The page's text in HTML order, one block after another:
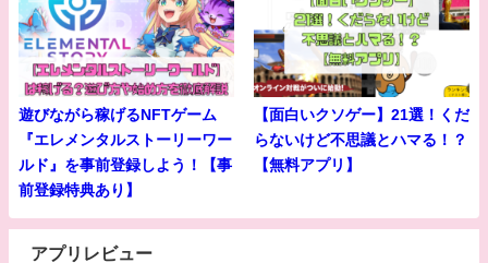
遊びながら稼げるNFTゲーム
『エレメンタルストーリーワー
ルド』を事前登録しよう！【事
前登録特典あり】
【面白いクソゲー】21選！くだ
らないけど不思議とハマる！？
【無料アプリ】
アプリレビュー